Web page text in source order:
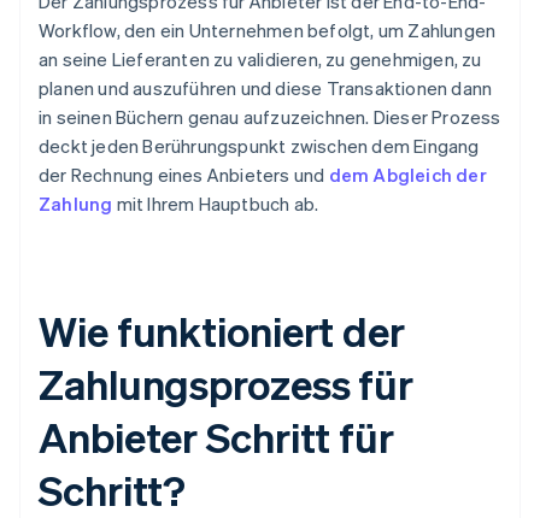
Workflow, den ein Unternehmen befolgt, um Zahlungen
an seine Lieferanten zu validieren, zu genehmigen, zu
planen und auszuführen und diese Transaktionen dann
in seinen Büchern genau aufzuzeichnen. Dieser Prozess
deckt jeden Berührungspunkt zwischen dem Eingang
der Rechnung eines Anbieters und dem Abgleich der
Zahlung mit Ihrem Hauptbuch ab.
Wie funktioniert der
Zahlungsprozess für
Anbieter Schritt für
Schritt?